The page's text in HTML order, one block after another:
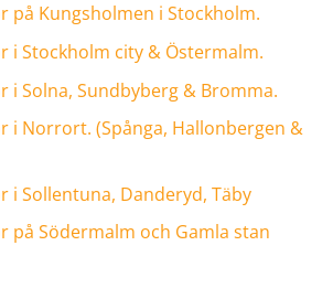
på Kungsholmen i Stockholm.
i Stockholm city & Östermalm.
i Solna, Sundbyberg & Bromma.
i Norrort. (Spånga, Hallonbergen &
i Sollentuna, Danderyd, Täby
på Södermalm och Gamla stan